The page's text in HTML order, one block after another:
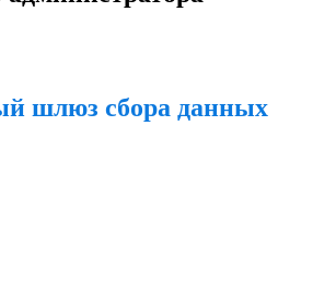
шлюз сбора данных